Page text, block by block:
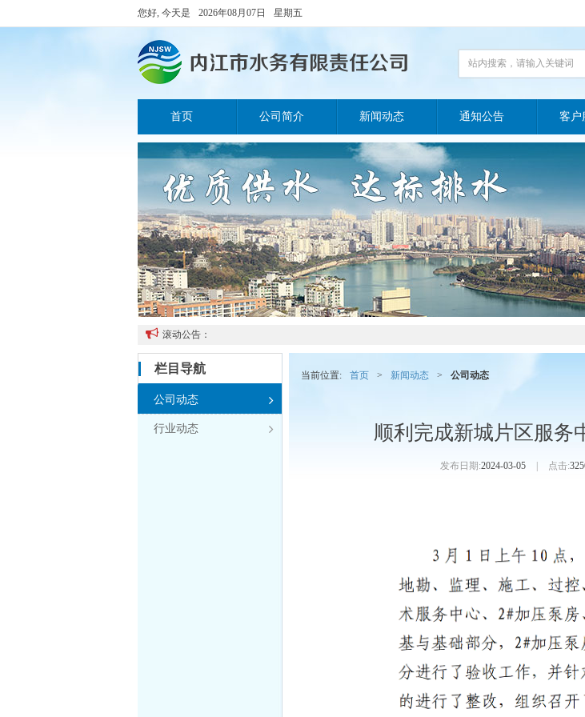
您好, 今天是 2026年08月07日 星期五
站内搜索，请输入关键词
首页 公司简介 新闻动态 通知公告 客户
 滚动公告：
栏目导航
公司动态 
行业动态 
当前位置: 首页 > 新闻动态 > 公司动态
顺利完成新城片区服务
发布日期:2024-03-05 点击: